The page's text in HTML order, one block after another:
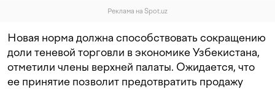
Реклама на Spot.uz
Новая норма должна способствовать сокращению
доли теневой торговли в экономике Узбекистана,
отметили члены верхней палаты. Ожидается, что
ее принятие позволит предотвратить продажу